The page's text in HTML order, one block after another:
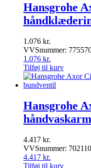
Hansgrohe
1.076 kr.
VVSnummer:
1.076 kr.
Tilføj til kurv
Hansgrohe
4.417 kr.
VVSnummer:
4.417 kr.
Tilføj til kurv